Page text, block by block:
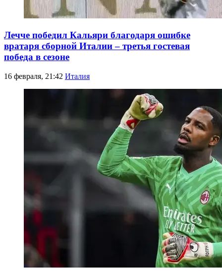
Лечче победил Кальяри благодаря ошибке
вратаря сборной Италии – третья гостевая
победа в сезоне
16 февраля, 21:42 Италия